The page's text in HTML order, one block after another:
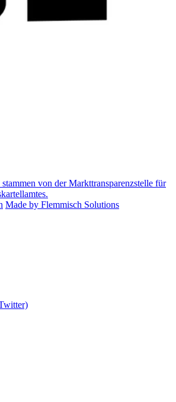
von der Markttransparenzstelle für
Made by Flemmisch Solutions